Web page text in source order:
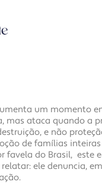
um momento
mas ataca quando a
e não
de famílias
favela do Brasil, este
ele denuncia,